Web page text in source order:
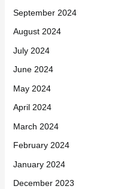
September 2024
August 2024
July 2024
June 2024
May 2024
April 2024
March 2024
February 2024
January 2024
December 2023